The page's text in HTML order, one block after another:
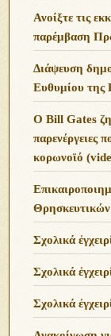
Ανoίξτε τις
παρέμβαση
Διάψευση
Ευθυμίου της
O Bill Gates
παρενέργειες
κορωνοϊό
Θρησκευτικών
Σχολικά
Σχολικά
Σχολικά